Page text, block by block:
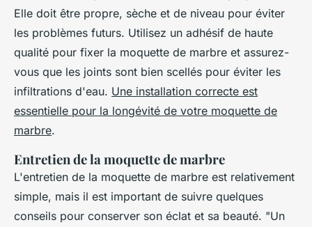
Elle doit être propre, sèche et de niveau pour éviter
les problèmes futurs. Utilisez un adhésif de haute
qualité pour fixer la moquette de marbre et assurez-
vous que les joints sont bien scellés pour éviter les
infiltrations d'eau. Une installation correcte est
essentielle pour la longévité de votre moquette de
marbre.
Entretien de la moquette de marbre
L'entretien de la moquette de marbre est relativement
simple, mais il est important de suivre quelques
conseils pour conserver son éclat et sa beauté. "Un